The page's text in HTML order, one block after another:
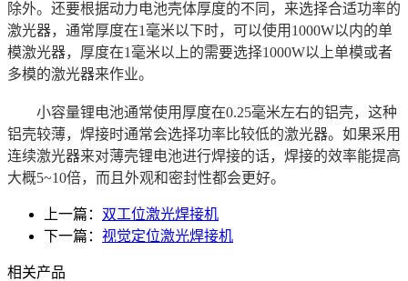
除外。还要根据动力电池壳体厚度的不同，来选择合适功率的
激光器，通常厚度在1毫米以下时，可以使用1000W以内的单
模激光器，厚度在1毫米以上的需要选择1000W以上单模或者
多模的激光器来作业。
小容量锂电池通常使用厚度在0.25毫米左右的铝壳，这种
铝壳较薄，焊接时通常会选择功率比较低的激光器。如果采用
连续激光器来对薄壳锂电池进行焊接的话，焊接的效率能提高
大概5~10倍，而且外观和密封性都会更好。
上一篇： 双工位激光焊接机
下一篇： 视觉定位激光焊接机
相关产品